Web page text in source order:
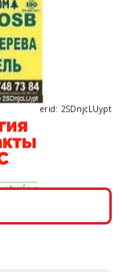
erid: 2SDnjcLUypt